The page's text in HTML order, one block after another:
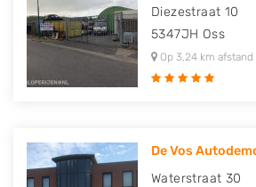
Diezestraat 10
5347JH Oss
Op 3,24 km afstand
De Vos
Waterstraat 30